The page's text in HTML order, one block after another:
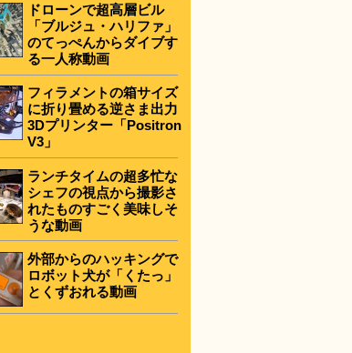
ドローンで超高層ビル
「ブルジュ・ハリファ」
のてっぺんからダイブす
る一人称動画
フィラメントの箱サイズ
に折り畳める逆さま出力
3Dプリンター「Positron
V3」
ランチタイムの超多忙な
シェフの視点から撮影さ
れたものすごく美味しそ
うな動画
外部からのハッキングで
ロボット犬が「くたっ」
とくずおれる動画